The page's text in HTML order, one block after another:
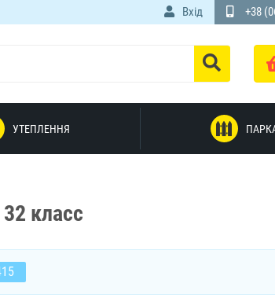
Вхід +38
УТЕПЛЕННЯ
класс